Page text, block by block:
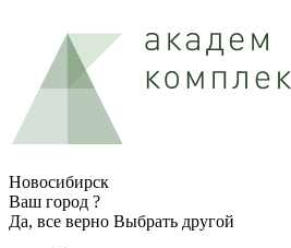
Новосибирск
Ваш город ?
Да, все верно Выбрать другой